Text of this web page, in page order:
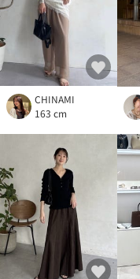
CHINAMI
163 cm